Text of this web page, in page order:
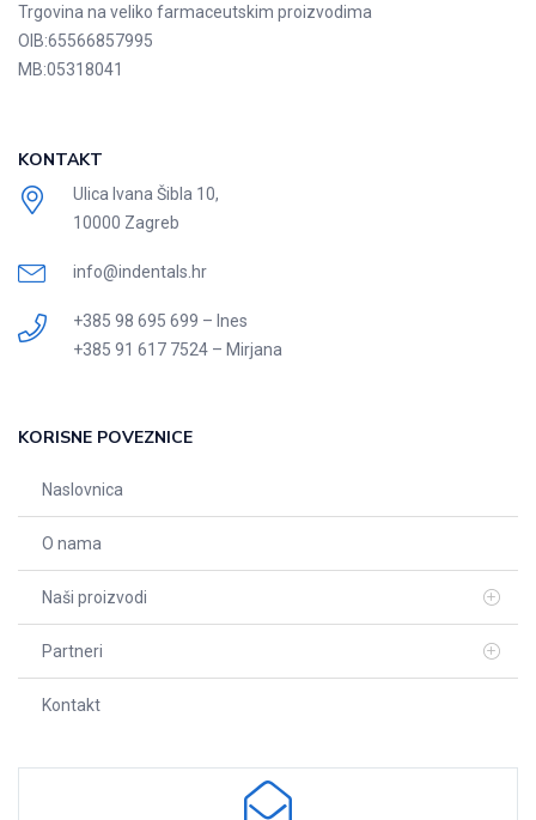
Trgovina na veliko farmaceutskim proizvodima
OIB:65566857995
MB:05318041
KONTAKT
Ulica Ivana Šibla 10,
10000 Zagreb
info@indentals.hr
+385 98 695 699 – Ines
+385 91 617 7524 – Mirjana
KORISNE POVEZNICE
Naslovnica
O nama
Naši proizvodi
Partneri
Kontakt